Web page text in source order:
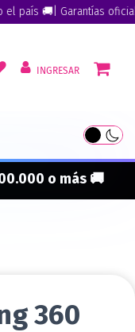
🚚| Garantías oficiales🏅
INGRESAR
o más 🚚
360